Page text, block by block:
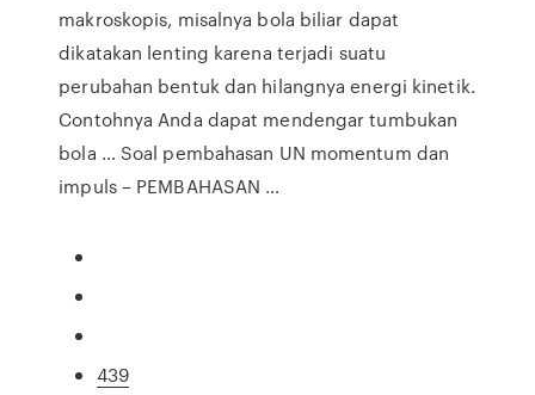
makroskopis, misalnya bola biliar dapat
dikatakan lenting karena terjadi suatu
perubahan bentuk dan hilangnya energi kinetik.
Contohnya Anda dapat mendengar tumbukan
bola … Soal pembahasan UN momentum dan
impuls – PEMBAHASAN …
439